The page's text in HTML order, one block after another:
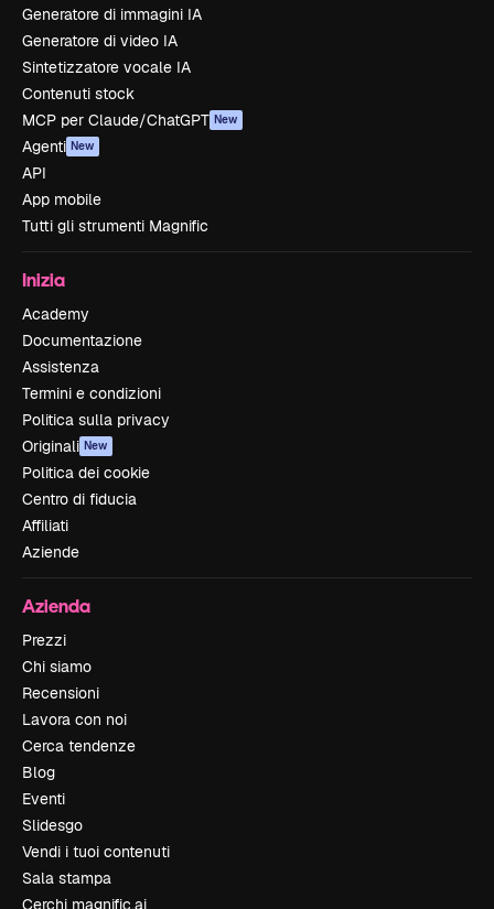
Generatore di immagini IA
Generatore di video IA
Sintetizzatore vocale IA
Contenuti stock
MCP per Claude/ChatGPT New
Agenti New
API
App mobile
Tutti gli strumenti Magnific
Inizia
Academy
Documentazione
Assistenza
Termini e condizioni
Politica sulla privacy
Originali New
Politica dei cookie
Centro di fiducia
Affiliati
Aziende
Azienda
Prezzi
Chi siamo
Recensioni
Lavora con noi
Cerca tendenze
Blog
Eventi
Slidesgo
Vendi i tuoi contenuti
Sala stampa
Cerchi magnific.ai